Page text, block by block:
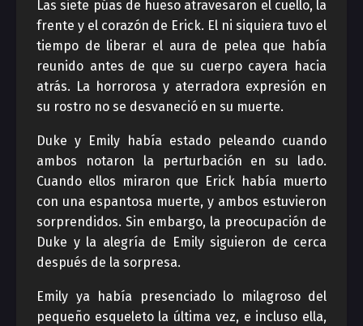
Las siete púas de hueso atravesaron el cuello, la
frente y el corazón de Erick. El ni siquiera tuvo el
tiempo de liberar el aura de pelea que había
reunido antes de que su cuerpo cayera hacia
atrás. La horrorosa y aterradora expresión en
su rostro no se desvaneció en su muerte.
Duke y Emily había estado peleando cuando
ambos notaron la perturbación en su lado.
Cuando ellos miraron que Erick había muerto
con una espantosa muerte, y ambos estuvieron
sorprendidos. Sin embargo, la preocupación de
Duke y la alegría de Emily siguieron de cerca
después de la sorpresa.
Emily ya había presenciado lo milagroso del
pequeño esqueleto la última vez, e incluso ella,